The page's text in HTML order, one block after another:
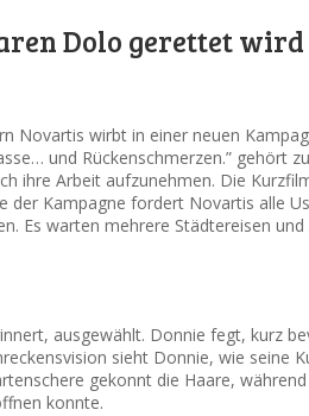
Dolo gerettet wird
Novartis wirbt in einer neuen
und Rückenschmerzen.” gehört
ihre Arbeit aufzunehmen. Die
Kampagne fordert Novartis alle
Es warten mehrere Städtereisen
ausgewählt. Donnie fegt, kurz
sieht Donnie, wie seine
gekonnt die Haare,
konnte.